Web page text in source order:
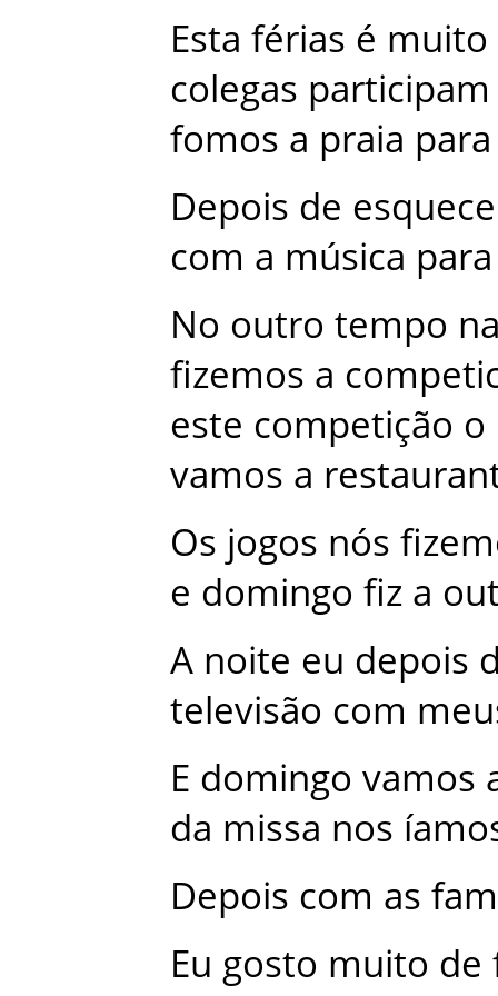
Esta férias é muito
colegas participam
fomos a praia para
Depois de
com a música para
No outro tempo
fizemos a
este competição o
vamos a
Os jogos nós
e domingo fiz a
A noite eu depois
televisão com
E domingo vamos
da missa nos
Depois com as
Eu gosto muito de